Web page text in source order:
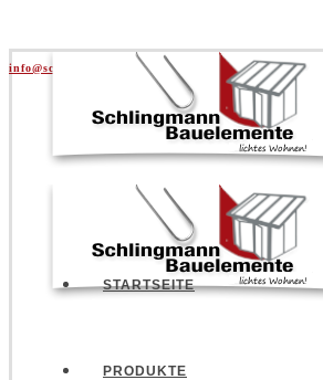
info@schlingmann.org | +49 5141 957730
STARTSEITE
PRODUKTE